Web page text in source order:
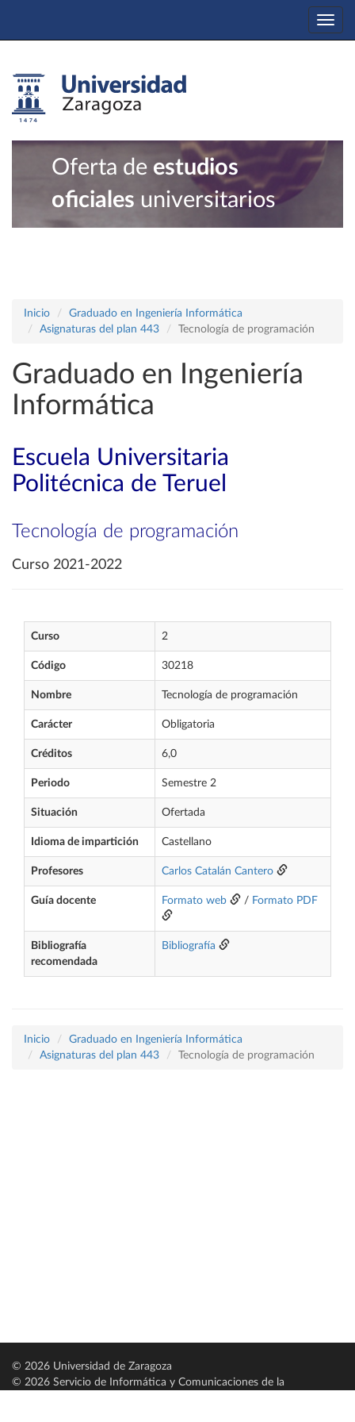
Oferta de estudios
oficiales universitarios
Inicio
Graduado en Ingeniería Informática
Asignaturas del plan 443
Tecnología de programación
Graduado en Ingeniería
Informática
Escuela Universitaria
Politécnica de Teruel
Tecnología de programación
Curso 2021-2022
Curso 2
Código 30218
Nombre Tecnología de programación
Carácter Obligatoria
Créditos 6,0
Periodo Semestre 2
Situación Ofertada
Idioma de impartición Castellano
Profesores Carlos Catalán Cantero
Guía docente Formato web / Formato PDF
Bibliografía
recomendada
Bibliografía
Inicio
Graduado en Ingeniería Informática
Asignaturas del plan 443
Tecnología de programación
© 2026 Universidad de Zaragoza
© 2026 Servicio de Informática y Comunicaciones de la